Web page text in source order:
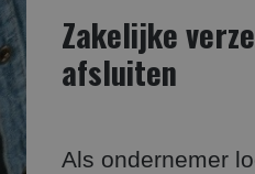
Zakelijke
afsluiten
Als ondernemer